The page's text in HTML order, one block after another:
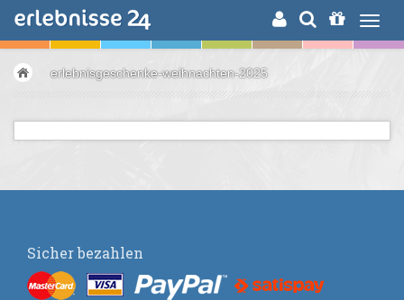
ERLEBNISSUCHE
erlebnisgeschenke-weihnachten-2025
Sicher bezahlen